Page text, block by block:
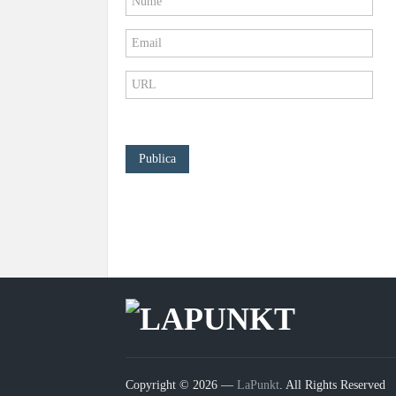
Copyright © 2026 — LaPunkt . All Rights Reserved